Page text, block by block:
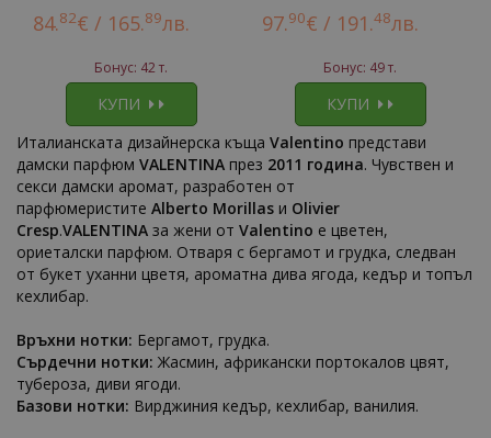
84.82€ / 165.89лв.
Бонус: 42 т.
КУПИ
97.90€ / 191.48лв.
Бонус: 49 т.
КУПИ
Италианската дизайнерска къща Valentino представи
дамски парфюм VALENTINA през 2011 година. Чувствен и
секси дамски аромат, разработен от
парфюмеристите Alberto Morillas и Olivier
Cresp.VALENTINA за жени от Valentino е цветен,
ориеталски парфюм. Отваря с бергамот и грудка, следван
от букет уханни цветя, ароматна дива ягода, кедър и топъл
кехлибар.
Връхни нотки: Бергамот, грудка.
Сърдечни нотки: Жасмин, африкански портокалов цвят,
тубероза, диви ягоди.
Базови нотки: Вирджиния кедър, кехлибар, ванилия.